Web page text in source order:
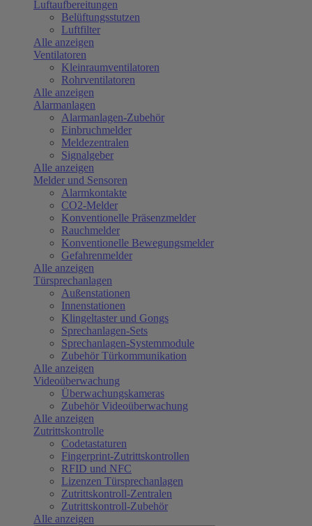
Luftaufbereitungen
Belüftungsstutzen
Luftfilter
Alle anzeigen
Ventilatoren
Kleinraumventilatoren
Rohrventilatoren
Alle anzeigen
Alarmanlagen
Alarmanlagen-Zubehör
Einbruchmelder
Meldezentralen
Signalgeber
Alle anzeigen
Melder und Sensoren
Alarmkontakte
CO2-Melder
Konventionelle Präsenzmelder
Rauchmelder
Konventionelle Bewegungsmelder
Gefahrenmelder
Alle anzeigen
Türsprechanlagen
Außenstationen
Innenstationen
Klingeltaster und Gongs
Sprechanlagen-Sets
Sprechanlagen-Systemmodule
Zubehör Türkommunikation
Alle anzeigen
Videoüberwachung
Überwachungskameras
Zubehör Videoüberwachung
Alle anzeigen
Zutrittskontrolle
Codetastaturen
Fingerprint-Zutrittskontrollen
RFID und NFC
Lizenzen Türsprechanlagen
Zutrittskontroll-Zentralen
Zutrittskontroll-Zubehör
Alle anzeigen